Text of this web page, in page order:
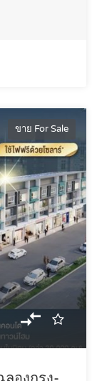
ขาย For Sale